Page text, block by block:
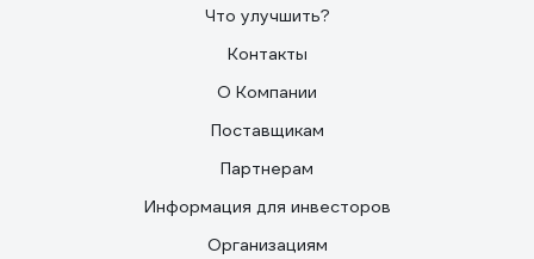
Что улучшить?
Контакты
О Компании
Поставщикам
Партнерам
Информация для инвесторов
Организациям